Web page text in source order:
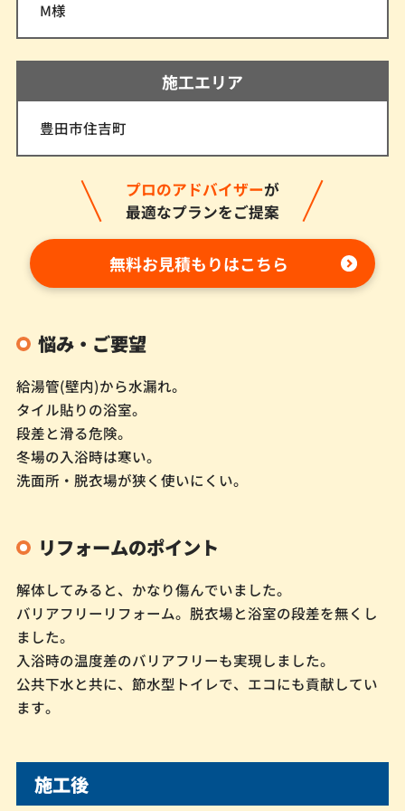
M様
施工エリア
豊田市住吉町
プロのアドバイザーが
最適なプランをご提案
無料お見積もりはこちら
悩み・ご要望
給湯管(壁内)から水漏れ。
タイル貼りの浴室。
段差と滑る危険。
冬場の入浴時は寒い。
洗面所・脱衣場が狭く使いにくい。
リフォームのポイント
解体してみると、かなり傷んでいました。
バリアフリーリフォーム。脱衣場と浴室の段差を無くし
ました。
入浴時の温度差のバリアフリーも実現しました。
公共下水と共に、節水型トイレで、エコにも貢献してい
ます。
施工後